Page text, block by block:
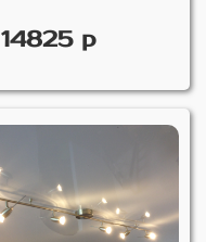
14825 р